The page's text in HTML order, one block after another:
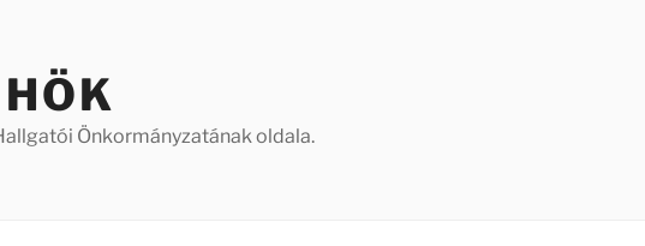
Önkormányzatának oldala.